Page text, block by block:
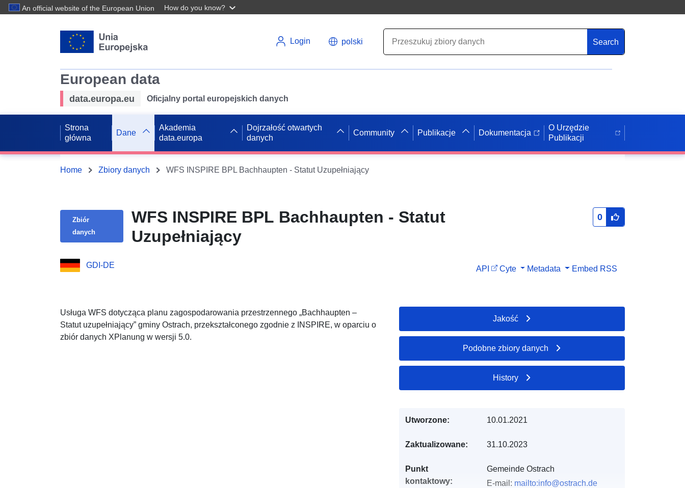
An official website of the European Union How do you know?
Login polski Search
European data
data.europa.eu Oficjalny portal europejskich danych
Strona
główna
Dane
Akademia
data.europa
Dojrzałość otwartych
danych
Community Publikacje Dokumentacja
O Urzędzie
Publikacji
Home Zbiory danych WFS INSPIRE BPL Bachhaupten - Statut Uzupełniający
Zbiór
danych
WFS INSPIRE BPL Bachhaupten - Statut
Uzupełniający
0
GDI-DE API Cyte Metadata Embed RSS
Usługa WFS dotycząca planu zagospodarowania przestrzennego „Bachhaupten –
Statut uzupełniający” gminy Ostrach, przekształconego zgodnie z INSPIRE, w oparciu o
zbiór danych XPlanung w wersji 5.0.
Jakość
Podobne zbiory danych
History
Utworzone: 10.01.2021
Zaktualizowane: 31.10.2023
Punkt
kontaktowy:
Gemeinde Ostrach
E-mail: mailto:info@ostrach.de